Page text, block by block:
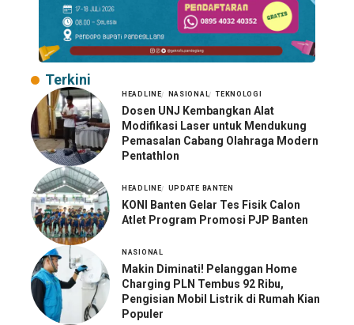
Terkini
HEADLINE NASIONAL TEKNOLOGI
Dosen UNJ Kembangkan Alat
Modifikasi Laser untuk Mendukung
Pemasalan Cabang Olahraga Modern
Pentathlon
HEADLINE UPDATE BANTEN
KONI Banten Gelar Tes Fisik Calon
Atlet Program Promosi PJP Banten
NASIONAL
Makin Diminati! Pelanggan Home
Charging PLN Tembus 92 Ribu,
Pengisian Mobil Listrik di Rumah Kian
Populer